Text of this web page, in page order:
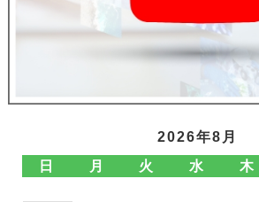
2026年8月
日
月 火 水 木